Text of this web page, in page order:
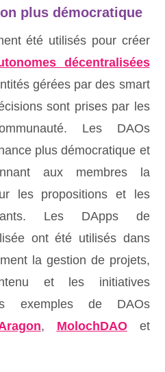
plus démocratique
été utilisés pour créer
décentralisées
gérées par des smart
sont prises par les
Les DAOs
plus démocratique et
aux membres la
les propositions et les
Les DApps de
ont été utilisés dans
la gestion de projets,
et les initiatives
exemples de DAOs
, MolochDAOet